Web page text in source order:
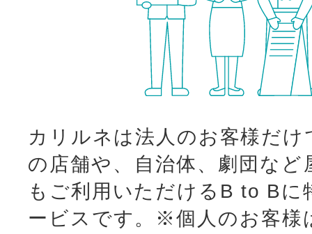
カリルネは法人のお客様だ
の店舗や、自治体、劇団な
もご利用いただけるB to Bに
ービスです。
※個人のお客様